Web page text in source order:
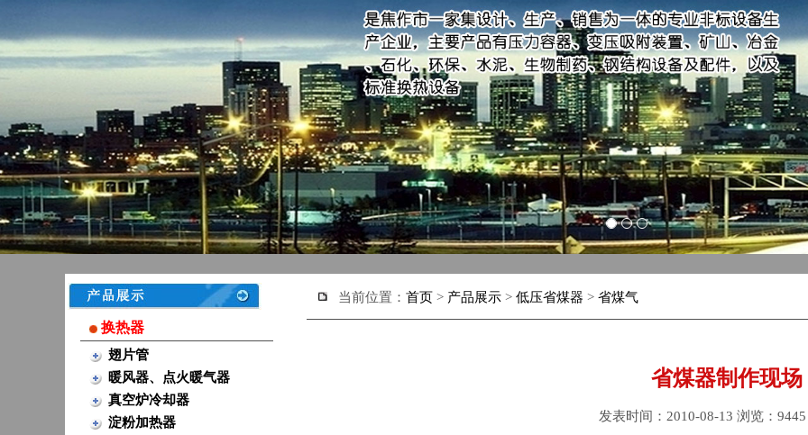
1 2 3
换热器
翅片管
暖风器、点火暖气器
真空炉冷却器
淀粉加热器
当前位置： 首页 > 产品展示 > 低压省煤器 > 省煤气
省煤器制作现场
发表时间：2010-08-13 浏览：